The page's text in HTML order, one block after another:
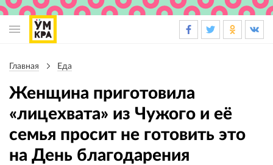
навигации
Главная Еда
Женщина приготовила
«лицехвата» из Чужого и её
семья просит не готовить это
на День благодарения